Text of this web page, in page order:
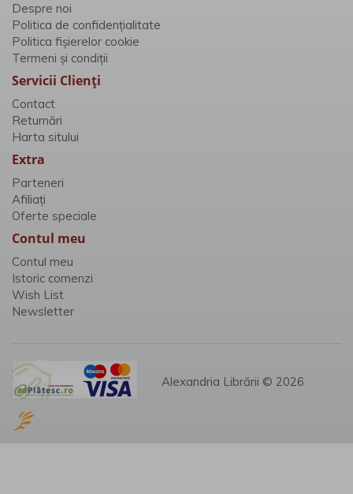
Despre noi
Politica de confidențialitate
Politica fișierelor cookie
Termeni și condiții
Servicii Clienţi
Contact
Returnări
Harta sitului
Extra
Parteneri
Afiliaţi
Oferte speciale
Contul meu
Contul meu
Istoric comenzi
Wish List
Newsletter
Alexandria Librării © 2026